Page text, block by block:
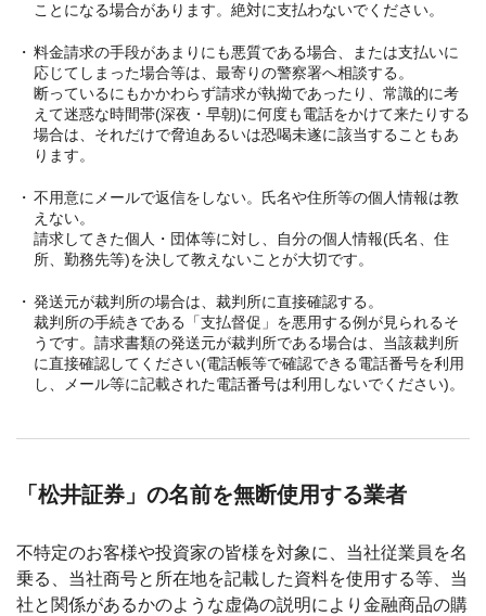
ことになる場合があります。絶対に支払わないでください。
料金請求の手段があまりにも悪質である場合、または支払いに
応じてしまった場合等は、最寄りの警察署へ相談する。
断っているにもかかわらず請求が執拗であったり、常識的に考
えて迷惑な時間帯(深夜・早朝)に何度も電話をかけて来たりする
場合は、それだけで脅迫あるいは恐喝未遂に該当することもあ
ります。
不用意にメールで返信をしない。氏名や住所等の個人情報は教
えない。
請求してきた個人・団体等に対し、自分の個人情報(氏名、住
所、勤務先等)を決して教えないことが大切です。
発送元が裁判所の場合は、裁判所に直接確認する。
裁判所の手続きである「支払督促」を悪用する例が見られるそ
うです。請求書類の発送元が裁判所である場合は、当該裁判所
に直接確認してください(電話帳等で確認できる電話番号を利用
し、メール等に記載された電話番号は利用しないでください)。
「松井証券」の名前を無断使用する業者
不特定のお客様や投資家の皆様を対象に、当社従業員を名
乗る、当社商号と所在地を記載した資料を使用する等、当
社と関係があるかのような虚偽の説明により金融商品の購